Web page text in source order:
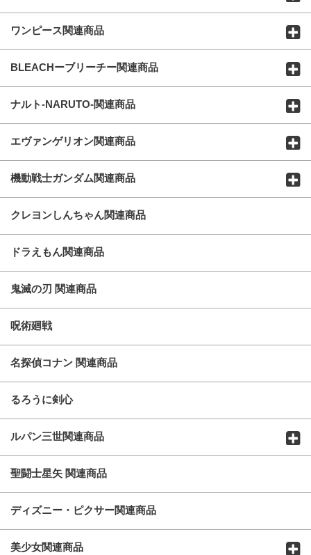
ワンピース関連商品
BLEACHーブリーチー関連商品
ナルト-NARUTO-関連商品
エヴァンゲリオン関連商品
機動戦士ガンダム関連商品
クレヨンしんちゃん関連商品
ドラえもん関連商品
鬼滅の刃 関連商品
呪術廻戦
名探偵コナン 関連商品
るろうに剣心
ルパン三世関連商品
聖闘士星矢 関連商品
ディズニー・ピクサー関連商品
美少女関連商品